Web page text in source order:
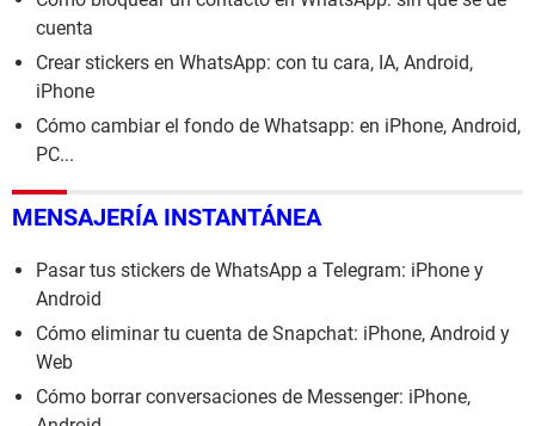
cuenta
Crear stickers en WhatsApp: con tu cara, IA, Android,
iPhone
Cómo cambiar el fondo de Whatsapp: en iPhone, Android,
PC...
MENSAJERÍA INSTANTÁNEA
Pasar tus stickers de WhatsApp a Telegram: iPhone y
Android
Cómo eliminar tu cuenta de Snapchat: iPhone, Android y
Web
Cómo borrar conversaciones de Messenger: iPhone,